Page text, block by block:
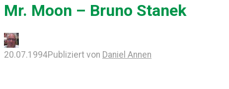
Mr. Moon – Bruno Stanek
20.07.1994Publiziert von Daniel Annen